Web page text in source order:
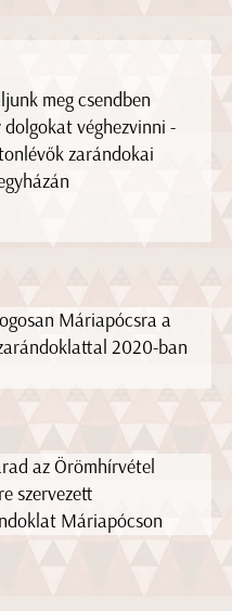
meg csendben
dolgokat véghezvinni -
zarándokai
Máriapócsra a
2020-ban
az Örömhírvétel
szervezett
Máriapócson